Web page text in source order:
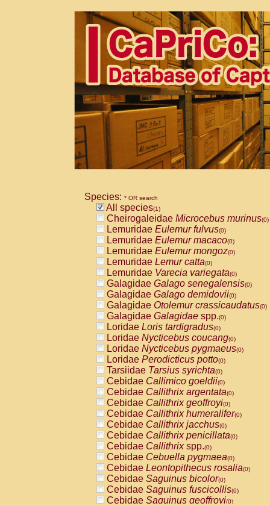
Species: * OR search
All species(1)
Cheirogaleidae Microcebus murinus(0)
Lemuridae Eulemur fulvus(0)
Lemuridae Eulemur macaco(0)
Lemuridae Eulemur mongoz(0)
Lemuridae Lemur catta(0)
Lemuridae Varecia variegata(0)
Galagidae Galago senegalensis(0)
Galagidae Galago demidovii(0)
Galagidae Otolemur crassicaudatus(0)
Galagidae Galagidae spp.(0)
Loridae Loris tardigradus(0)
Loridae Nycticebus coucang(0)
Loridae Nycticebus pygmaeus(0)
Loridae Perodicticus potto(0)
Tarsiidae Tarsius syrichta(0)
Cebidae Callimico goeldii(0)
Cebidae Callithrix argentata(0)
Cebidae Callithrix geoffroyi(0)
Cebidae Callithrix humeralifer(0)
Cebidae Callithrix jacchus(0)
Cebidae Callithrix penicillata(0)
Cebidae Callithrixspp.(0)
Cebidae Cebuella pygmaea(0)
Cebidae Leontopithecus rosalia(0)
Cebidae Saguinus bicolor(0)
Cebidae Saguinus fuscicollis(0)
Cebidae Saguinus geoffroyi(0)